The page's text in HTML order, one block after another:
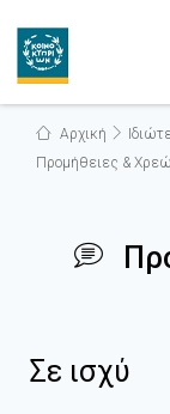
Αρχική
Προμήθειες &
Σε ισχύ